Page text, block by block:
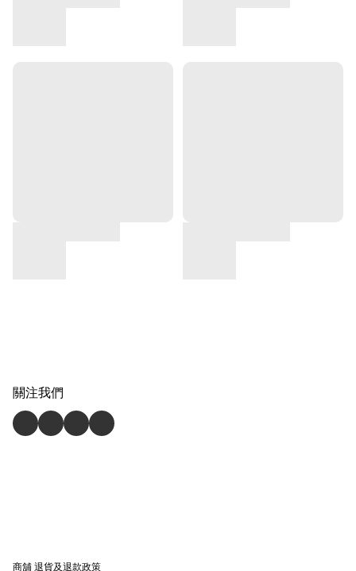
關注我們
商舖退貨及退款政策